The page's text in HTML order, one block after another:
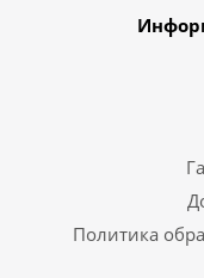
Политика